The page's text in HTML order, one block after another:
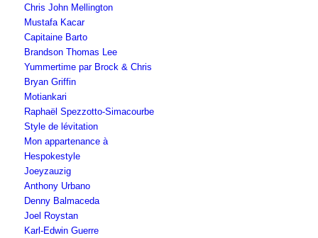
Chris John Mellington
Mustafa Kacar
Capitaine Barto
Brandson Thomas Lee
Yummertime par Brock & Chris
Bryan Griffin
Motiankari
Raphaël Spezzotto-Simacourbe
Style de lévitation
Mon appartenance à
Hespokestyle
Joeyzauzig
Anthony Urbano
Denny Balmaceda
Joel Roystan
Karl-Edwin Guerre